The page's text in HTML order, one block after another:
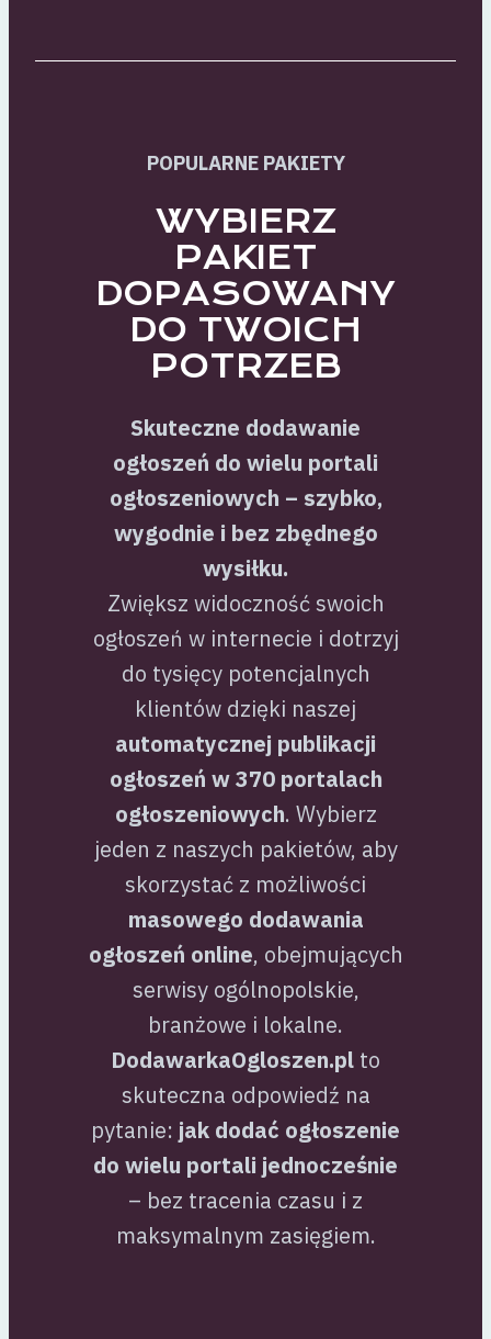
POPULARNE PAKIETY
WYBIERZ
PAKIET
DOPASOWANY
DO TWOICH
POTRZEB
Skuteczne dodawanie
ogłoszeń do wielu portali
ogłoszeniowych – szybko,
wygodnie i bez zbędnego
wysiłku.
Zwiększ widoczność swoich
ogłoszeń w internecie i dotrzyj
do tysięcy potencjalnych
klientów dzięki naszej
automatycznej publikacji
ogłoszeń w 370 portalach
ogłoszeniowych. Wybierz
jeden z naszych pakietów, aby
skorzystać z możliwości
masowego dodawania
ogłoszeń online, obejmujących
serwisy ogólnopolskie,
branżowe i lokalne.
DodawarkaOgloszen.pl to
skuteczna odpowiedź na
pytanie: jak dodać ogłoszenie
do wielu portali jednocześnie
– bez tracenia czasu i z
maksymalnym zasięgiem.